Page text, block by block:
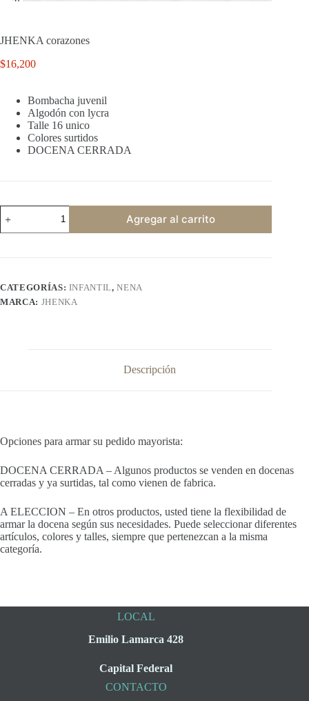
JHENKA corazones
$16,200
Bombacha juvenil
Algodón con lycra
Talle 16 unico
Colores surtidos
DOCENA CERRADA
JHENKA
corazones
cantidad
Agregar al carrito
CATEGORÍAS: INFANTIL,NENA
MARCA: JHENKA
Descripción
Opciones para armar su pedido mayorista:
DOCENA CERRADA – Algunos productos se venden en docenas
cerradas y ya surtidas, tal como vienen de fabrica.
A ELECCION – En otros productos, usted tiene la flexibilidad de
armar la docena según sus necesidades. Puede seleccionar diferentes
artículos, colores y talles, siempre que pertenezcan a la misma
categoría.
LOCAL
Emilio Lamarca 428
Capital Federal
CONTACTO